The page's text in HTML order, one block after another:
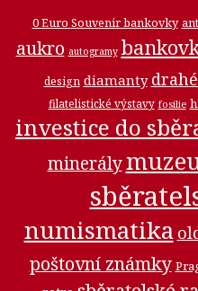
0 Euro Souvenir bankovky
aukro autogramy
design diamanty
filatelistické výstavy fosilie
investice do
minerály
numismatika
poštovní známky